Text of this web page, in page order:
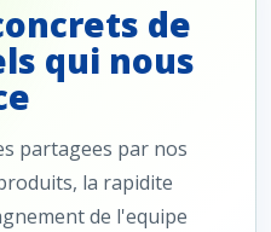
de
qui nous
partagees par nos
la rapidite
de l'equipe